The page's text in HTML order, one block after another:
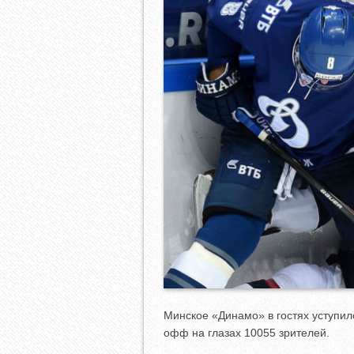
Минское «Динамо» в гостях
офф на глазах 10055 зрителей.